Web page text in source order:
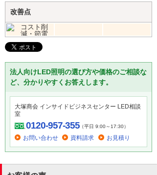
改善点
法人向けLED照明の選び方や価格のご相談な
ど、分かりやすくお答えします。
大塚商会 インサイドビジネスセンター LED相談
室
0120-957-355（平日 9:00～17:30）
お問い合わせ 資料請求 お見積り